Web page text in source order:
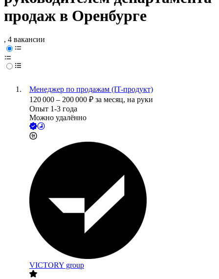
продаж в Оренбурге
, 4 вакансии
Менеджер по продажам (IT-продукт)
120 000 – 200 000 ₽ за месяц, на руки
Опыт 1-3 года
Можно удалённо
VICTORY group